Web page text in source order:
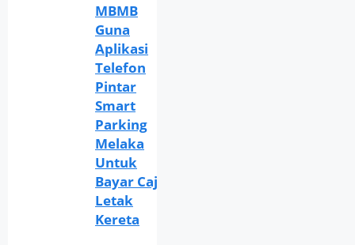
MBMB
Guna
Aplikasi
Telefon
Pintar
Smart
Parking
Melaka
Untuk
Bayar Caj
Letak
Kereta